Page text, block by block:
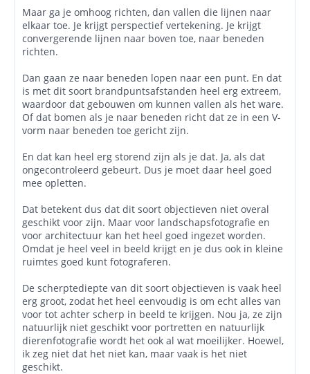
Maar ga je omhoog richten, dan vallen die lijnen naar
elkaar toe. Je krijgt perspectief vertekening. Je krijgt
convergerende lijnen naar boven toe, naar beneden
richten.
Dan gaan ze naar beneden lopen naar een punt. En dat
is met dit soort brandpuntsafstanden heel erg extreem,
waardoor dat gebouwen om kunnen vallen als het ware.
Of dat bomen als je naar beneden richt dat ze in een V-
vorm naar beneden toe gericht zijn.
En dat kan heel erg storend zijn als je dat. Ja, als dat
ongecontroleerd gebeurt. Dus je moet daar heel goed
mee opletten.
Dat betekent dus dat dit soort objectieven niet overal
geschikt voor zijn. Maar voor landschapsfotografie en
voor architectuur kan het heel goed ingezet worden.
Omdat je heel veel in beeld krijgt en je dus ook in kleine
ruimtes goed kunt fotograferen.
De scherptediepte van dit soort objectieven is vaak heel
erg groot, zodat het heel eenvoudig is om echt alles van
voor tot achter scherp in beeld te krijgen. Nou ja, ze zijn
natuurlijk niet geschikt voor portretten en natuurlijk
dierenfotografie wordt het ook al wat moeilijker. Hoewel,
ik zeg niet dat het niet kan, maar vaak is het niet
geschikt.